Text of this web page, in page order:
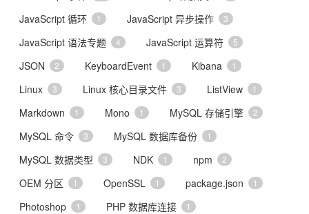
JavaScript 循环 1 JavaScript 异步操作 3
JavaScript 语法专题 4 JavaScript 运算符 5
JSON 2 KeyboardEvent 1 Kibana 1
Linux 3 Linux 核心目录文件 3 ListView 1
Markdown 1 Mono 1 MySQL 存储引擎 2
MySQL 命令 3 MySQL 数据库备份 1
MySQL 数据类型 3 NDK 1 npm 2
OEM 分区 1 OpenSSL 1 package.json 1
Photoshop 1 PHP 数据库连接 1